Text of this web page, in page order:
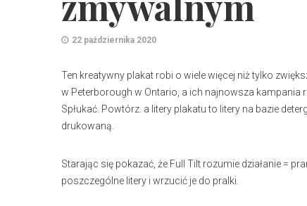
22 października 2020
Ten kreatywny plakat robi o wiele więcej niż tylko
w Peterborough w Ontario, a ich najnowsza kampania
Spłukać. Powtórz. a litery plakatu to litery na bazie
drukowaną.
Starając się pokazać, że Full Tilt rozumie działanie =
poszczególne litery i wrzucić je do pralki.